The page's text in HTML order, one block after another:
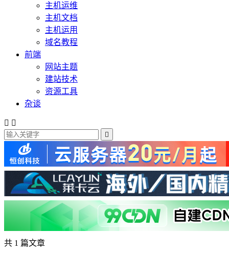
主机运维
主机文档
主机运用
域名教程
前端
网站主题
建站技术
资源工具
杂谈
 

共 1 篇文章